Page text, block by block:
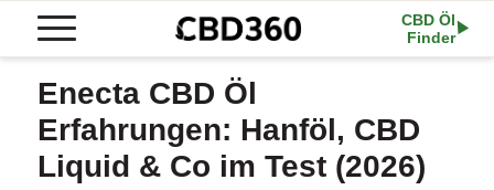
CBD Öl
Finder
Enecta CBD Öl
Erfahrungen: Hanföl, CBD
Liquid & Co im Test (2026)